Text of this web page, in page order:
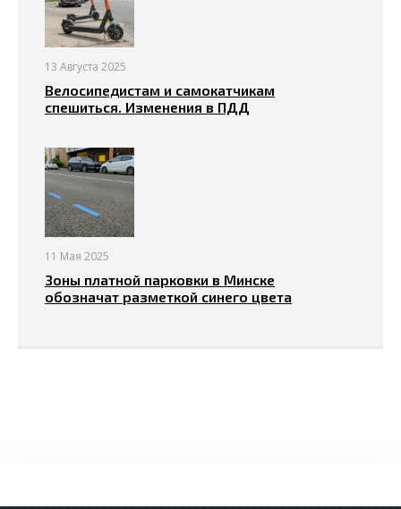
13 Августа 2025
Велосипедистам и самокатчикам
спешиться. Изменения в ПДД
11 Мая 2025
Зоны платной парковки в Минске
обозначат разметкой синего цвета